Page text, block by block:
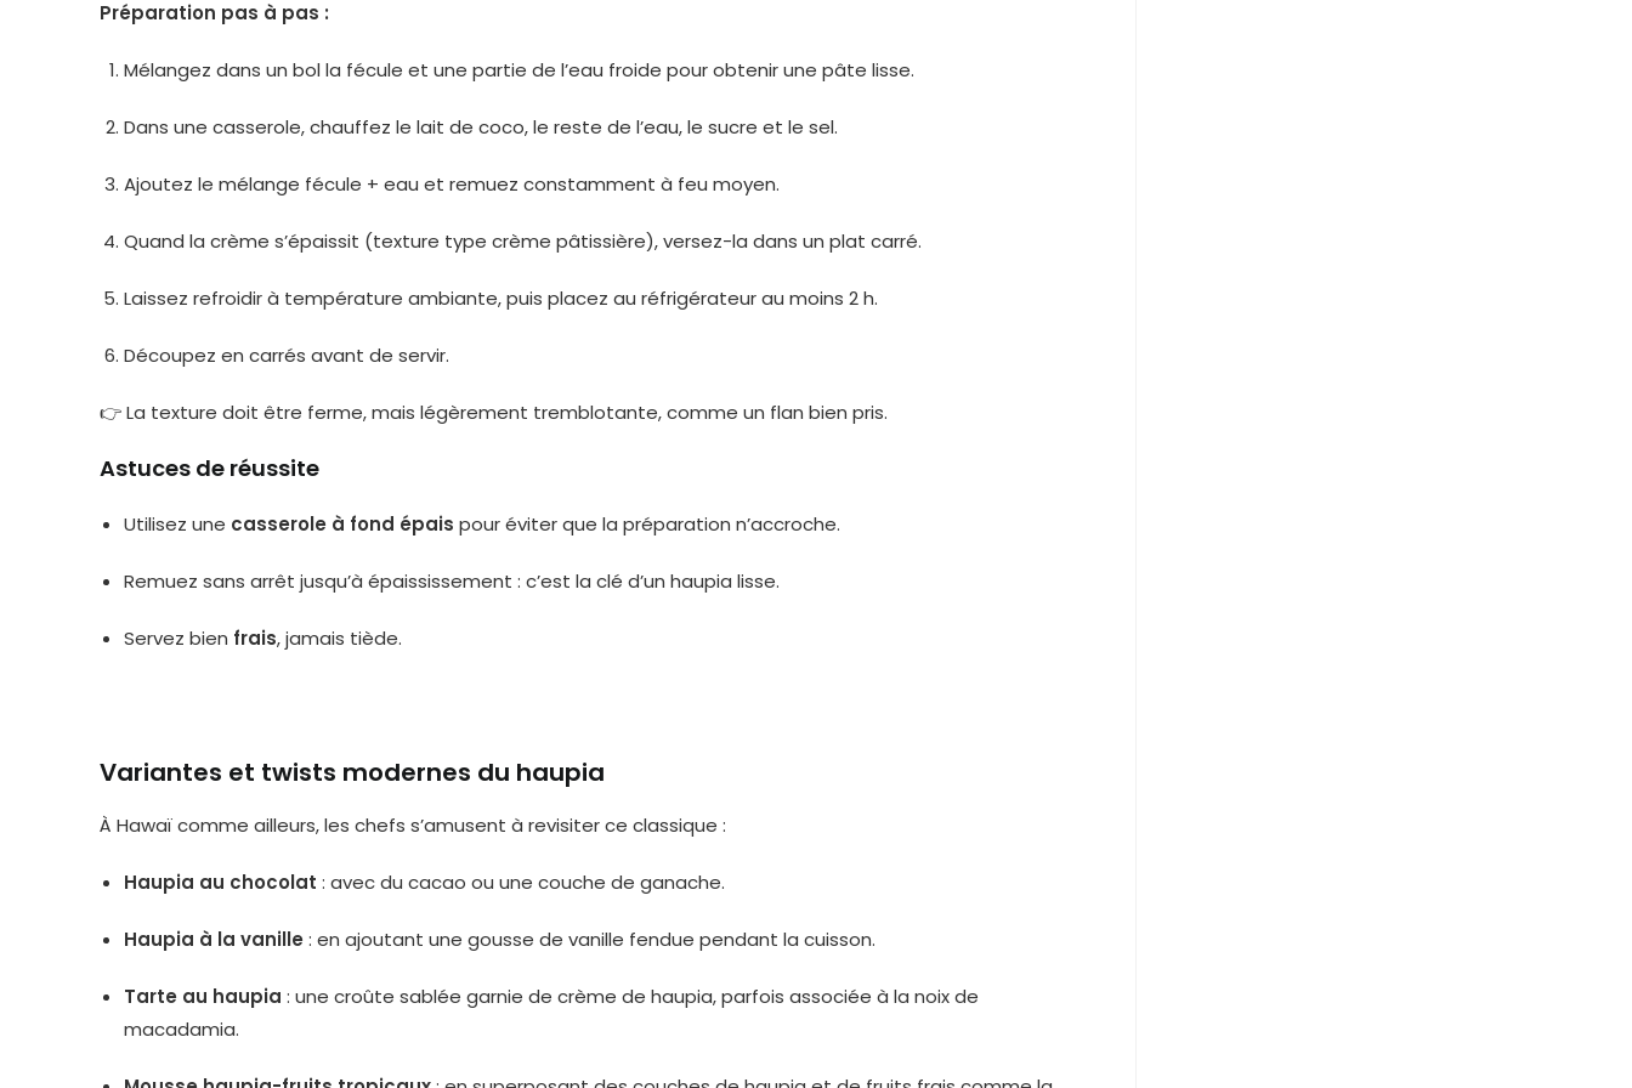
Préparation pas à pas :
Mélangez dans un bol la fécule et une partie de l’eau froide pour obtenir une pâte lisse.
Dans une casserole, chauffez le lait de coco, le reste de l’eau, le sucre et le sel.
Ajoutez le mélange fécule + eau et remuez constamment à feu moyen.
Quand la crème s’épaissit (texture type crème pâtissière), versez-la dans un plat carré.
Laissez refroidir à température ambiante, puis placez au réfrigérateur au moins 2 h.
Découpez en carrés avant de servir.
👉 La texture doit être ferme, mais légèrement tremblotante, comme un flan bien pris.
Astuces de réussite
Utilisez une casserole à fond épais pour éviter que la préparation n’accroche.
Remuez sans arrêt jusqu’à épaississement : c’est la clé d’un haupia lisse.
Servez bien frais, jamais tiède.
Variantes et twists modernes du haupia
À Hawaï comme ailleurs, les chefs s’amusent à revisiter ce classique :
Haupia au chocolat : avec du cacao ou une couche de ganache.
Haupia à la vanille : en ajoutant une gousse de vanille fendue pendant la cuisson.
Tarte au haupia : une croûte sablée garnie de crème de haupia, parfois associée à la noix de
macadamia.